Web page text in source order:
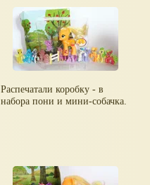
Распечатали коробку - в
набора пони и мини-собачка.